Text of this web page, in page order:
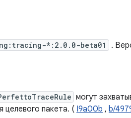
*:2.0.0-beta01
.
могут
целевого пакета. ( I9a00b , b/